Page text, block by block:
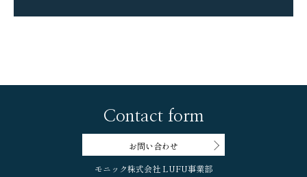
Contact form
お問い合わせ
モニック株式会社 LUFU事業部